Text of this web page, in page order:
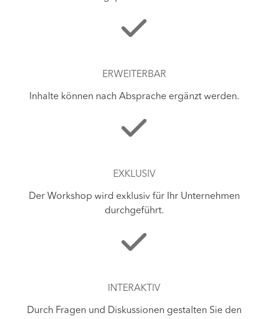
ERWEITERBAR
Inhalte können nach Absprache ergänzt werden.
EXKLUSIV
Der Workshop wird exklusiv für Ihr Unternehmen
durchgeführt.
INTERAKTIV
Durch Fragen und Diskussionen gestalten Sie den